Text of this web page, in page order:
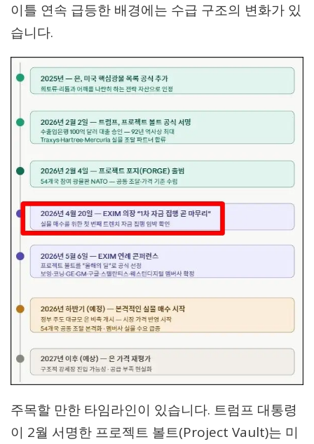
이틀 연속 급등한 배경에는 수급 구조의 변화가 있
습니다.
주목할 만한 타임라인이 있습니다. 트럼프 대통령
이 2월 서명한 프로젝트 볼트(Project Vault)는 미